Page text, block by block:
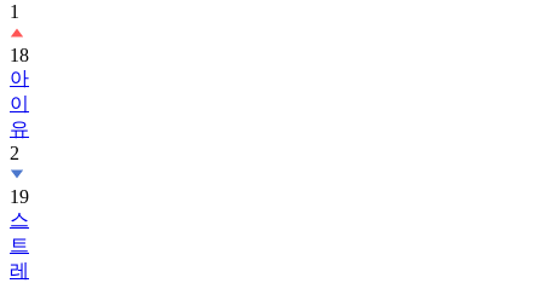
1
18
아
이
유
2
19
스
트
레